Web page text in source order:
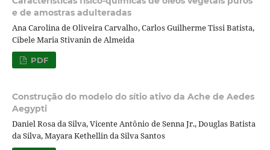
e de amostras adulteradas
Ana Carolina de Oliveira Carvalho, Carlos Guilherme Tissi Batista,
Cibele Maria Stivanin de Almeida
PDF
Construção do modelo do sítio ativo da Ache de Aedes
Aegypti
Daniel Rosa da Silva, Vicente Antônio de Senna Jr., Douglas Batista
da Silva, Mayara Kethellin da Silva Santos